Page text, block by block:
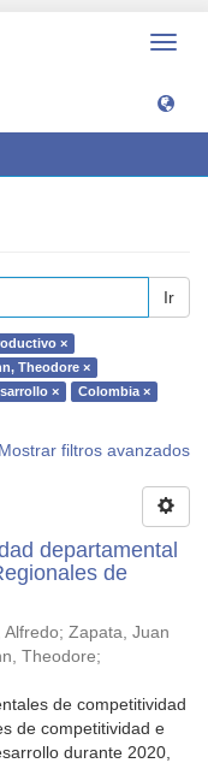
Ir
×
Theodore ×
×
Colombia ×
Mostrar filtros avanzados
departamental
de
Alfredo; Zapata, Juan
Theodore;
de competitividad
de competitividad e
durante 2020,